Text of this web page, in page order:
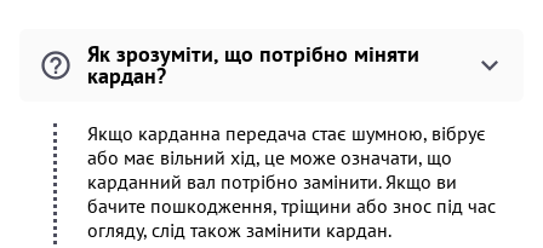
Як зрозуміти, що потрібно міняти
кардан?
Якщо карданна передача стає шумною, вібрує
або має вільний хід, це може означати, що
карданний вал потрібно замінити. Якщо ви
бачите пошкодження, тріщини або знос під час
огляду, слід також замінити кардан.